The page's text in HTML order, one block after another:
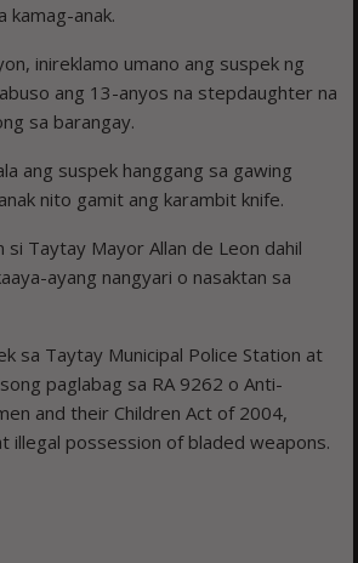
kamag-anak.
inireklamo umano ang suspek ng
ang 13-anyos na stepdaughter na
sa barangay.
ang suspek hanggang sa gawing
nito gamit ang karambit knife.
si Taytay Mayor Allan de Leon dahil
ayang nangyari o nasaktan sa
sa Taytay Municipal Police Station at
paglabag sa RA 9262 o Anti-
and their Children Act of 2004,
illegal possession of bladed weapons.